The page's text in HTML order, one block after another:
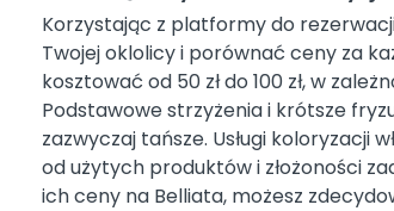
Korzystając z platformy do
Twojej oklolicy i porównać ceny za
kosztować od 50 zł do 100 zł, w
Podstawowe strzyżenia i krótsze
zazwyczaj tańsze. Usługi koloryzacji
od użytych produktów i złożoności
ich ceny na Belliata, możesz